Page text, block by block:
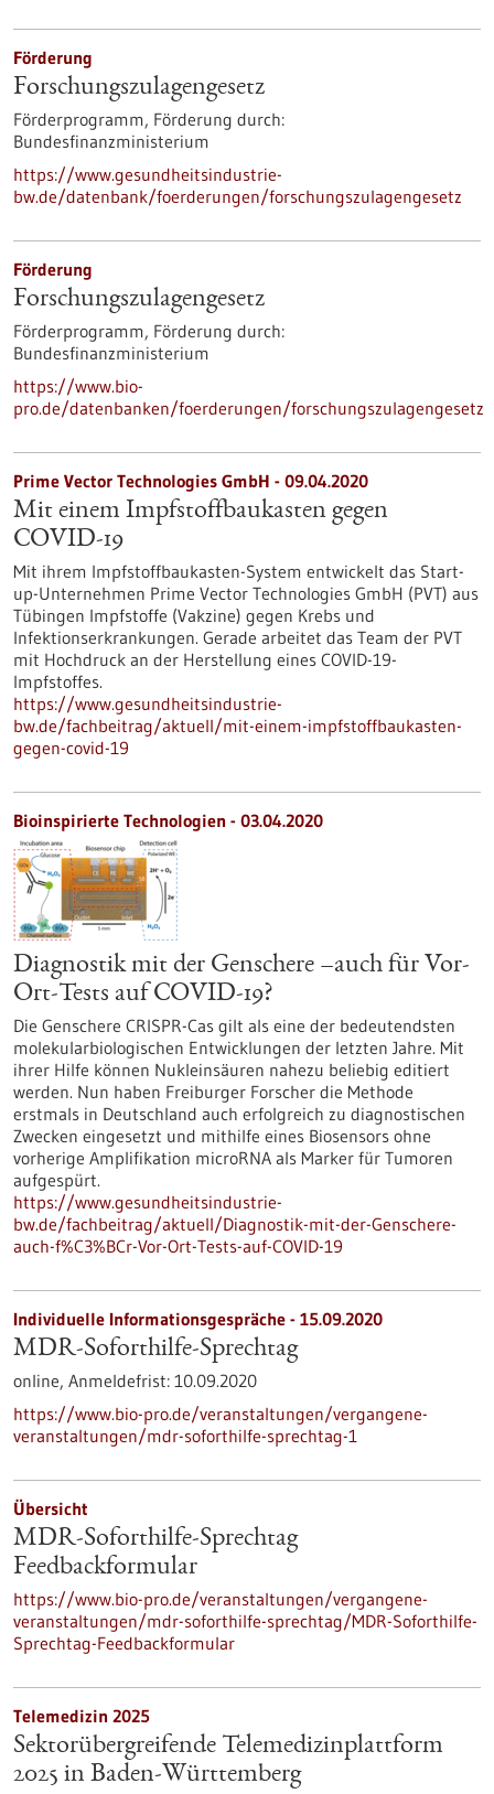
Förderung
Forschungszulagengesetz
Förderprogramm, Förderung durch:
Bundesfinanzministerium
https://www.gesundheitsindustrie-
bw.de/datenbank/foerderungen/forschungszulagengesetz
Förderung
Forschungszulagengesetz
Förderprogramm, Förderung durch:
Bundesfinanzministerium
https://www.bio-
pro.de/datenbanken/foerderungen/forschungszulagengesetz
Prime Vector Technologies GmbH - 09.04.2020
Mit einem Impfstoffbaukasten gegen
COVID-19
Mit ihrem Impfstoffbaukasten-System entwickelt das Start-
up-Unternehmen Prime Vector Technologies GmbH (PVT) aus
Tübingen Impfstoffe (Vakzine) gegen Krebs und
Infektionserkrankungen. Gerade arbeitet das Team der PVT
mit Hochdruck an der Herstellung eines COVID-19-
Impfstoffes.
https://www.gesundheitsindustrie-
bw.de/fachbeitrag/aktuell/mit-einem-impfstoffbaukasten-
gegen-covid-19
Bioinspirierte Technologien - 03.04.2020
Diagnostik mit der Genschere –auch für Vor-
Ort-Tests auf COVID-19?
Die Genschere CRISPR-Cas gilt als eine der bedeutendsten
molekularbiologischen Entwicklungen der letzten Jahre. Mit
ihrer Hilfe können Nukleinsäuren nahezu beliebig editiert
werden. Nun haben Freiburger Forscher die Methode
erstmals in Deutschland auch erfolgreich zu diagnostischen
Zwecken eingesetzt und mithilfe eines Biosensors ohne
vorherige Amplifikation microRNA als Marker für Tumoren
aufgespürt.
https://www.gesundheitsindustrie-
bw.de/fachbeitrag/aktuell/Diagnostik-mit-der-Genschere-
auch-f%C3%BCr-Vor-Ort-Tests-auf-COVID-19
Individuelle Informationsgespräche - 15.09.2020
MDR-Soforthilfe-Sprechtag
online, Anmeldefrist: 10.09.2020
https://www.bio-pro.de/veranstaltungen/vergangene-
veranstaltungen/mdr-soforthilfe-sprechtag-1
Übersicht
MDR-Soforthilfe-Sprechtag
Feedbackformular
https://www.bio-pro.de/veranstaltungen/vergangene-
veranstaltungen/mdr-soforthilfe-sprechtag/MDR-Soforthilfe-
Sprechtag-Feedbackformular
Telemedizin 2025
Sektorübergreifende Telemedizinplattform
2025 in Baden-Württemberg